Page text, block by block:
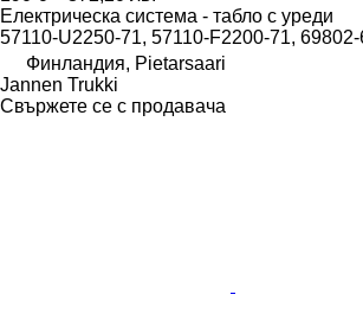
Електрическа система - табло с уреди
57110-U2250-71, 57110-F2200-71,
Финландия, Pietarsaari
Jannen Trukki
Свържете се с продавача